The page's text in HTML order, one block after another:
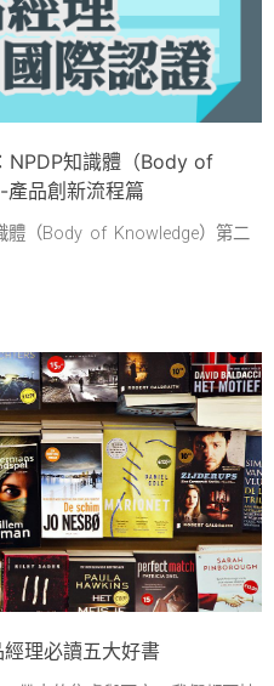
NPDP知識體（Body of
品創新流程篇
體（Body of Knowledge）第二
理必讀五大好書